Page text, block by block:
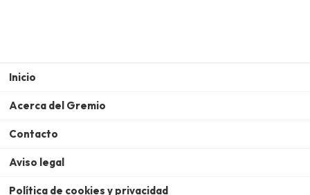
Inicio
Acerca del Gremio
Contacto
Aviso legal
Política de cookies y privacidad